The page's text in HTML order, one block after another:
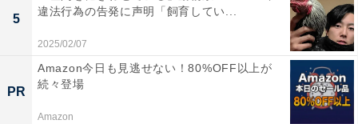
5
違法行為の告発に声明「飼育してい...
2025/02/07
PR
Amazon今日も見逃せない！80%OFF以上が
続々登場
Amazon